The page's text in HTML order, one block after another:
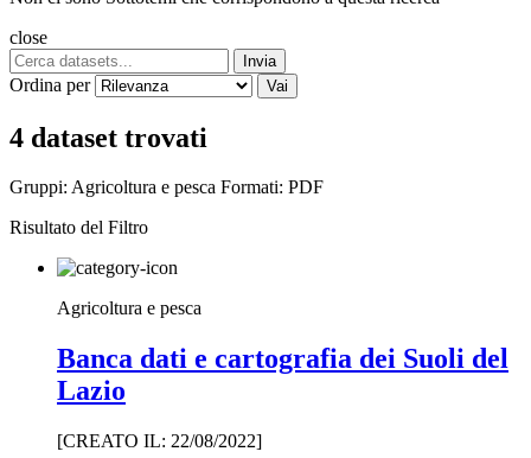
close
Invia
Ordina per Vai
4 dataset trovati
Gruppi: Agricoltura e pesca Formati: PDF
Risultato del Filtro
Agricoltura e pesca
Banca dati e cartografia dei Suoli del
Lazio
[CREATO IL: 22/08/2022]